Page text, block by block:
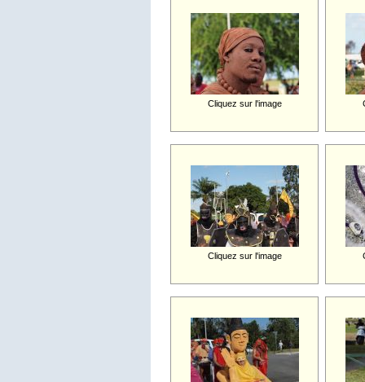
Cliquez sur l'image
Cliquez sur l'image